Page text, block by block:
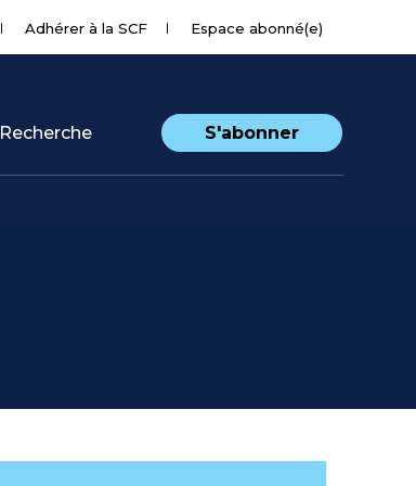
Adhérer à la SCF Espace abonné(e)
Recherche S'abonner